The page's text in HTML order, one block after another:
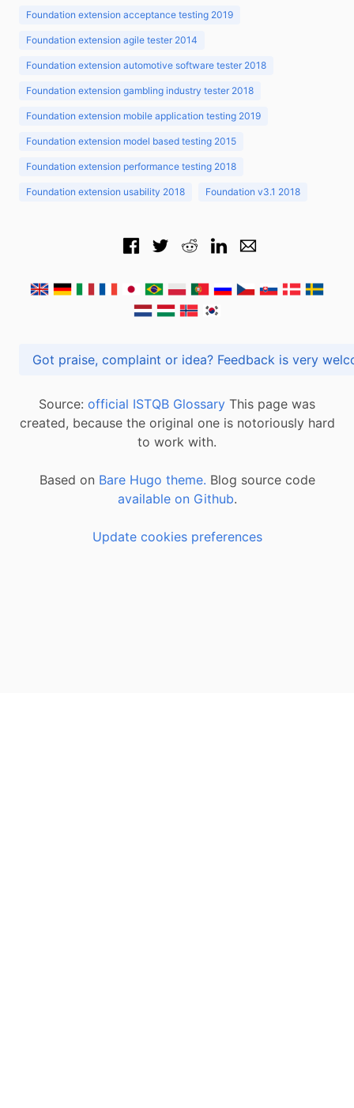
Foundation extension acceptance testing 2019
Foundation extension agile tester 2014
Foundation extension automotive software tester 2018
Foundation extension gambling industry tester 2018
Foundation extension mobile application testing 2019
Foundation extension model based testing 2015
Foundation extension performance testing 2018
Foundation extension usability 2018 Foundation v3.1 2018
Got praise, complaint or idea? Feedback is
Source: official ISTQB Glossary This page was
created, because the original one is notoriously hard
to work with.
Based on Bare Hugo theme. Blog source code
available on Github.
Update cookies preferences